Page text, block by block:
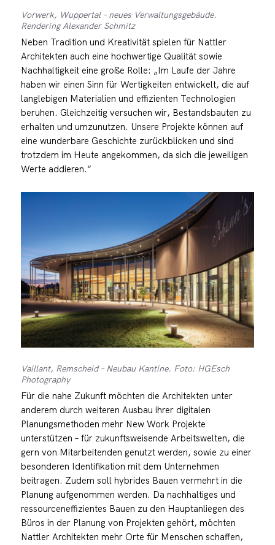
Vorwerk, Wuppertal – neues Verwaltungsgebäude.
Rendering Alexander Schmitz
Neben Tradition und Kreativität spielen für Nattler
Architekten auch eine hochwertige Qualität sowie
Nachhaltigkeit eine große Rolle: „Im Laufe der Jahre
haben wir einen Sinn für Wertigkeiten entwickelt, die auf
langlebigen Materialien und effizienten Technologien
beruhen. Gleichzeitig versuchen wir, Bestandsbauten zu
erhalten und umzunutzen. Unsere Projekte können auf
eine wunderbare Geschichte zurückblicken und sind
trotzdem im Heute angekommen, da sich die jeweiligen
Werte addieren.“
Vaillant, Remscheid – Neubau Kantine. Foto: HGEsch
Photography
Für die nahe Zukunft möchten die Architekten unter
anderem durch weiteren Ausbau ihrer digitalen
Planungsmethoden mehr New Work Projekte
unterstützen – für zukunftsweisende Arbeitswelten, die
gern von Mitarbeitenden genutzt werden, sowie zu einer
besonderen Identifikation mit dem Unternehmen
beitragen. Zudem soll hybrides Bauen vermehrt in die
Planung aufgenommen werden. Da nachhaltiges und
ressourceneffizientes Bauen zu den Hauptanliegen des
Büros in der Planung von Projekten gehört, möchten
Nattler Architekten mehr Orte für Menschen schaffen,